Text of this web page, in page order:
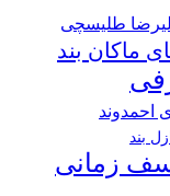
طلیسچی
ماکان بند
احمدوند
بند
زمانی